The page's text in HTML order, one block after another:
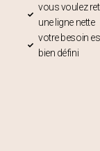
vous voulez
une ligne nette
votre besoin
bien défini